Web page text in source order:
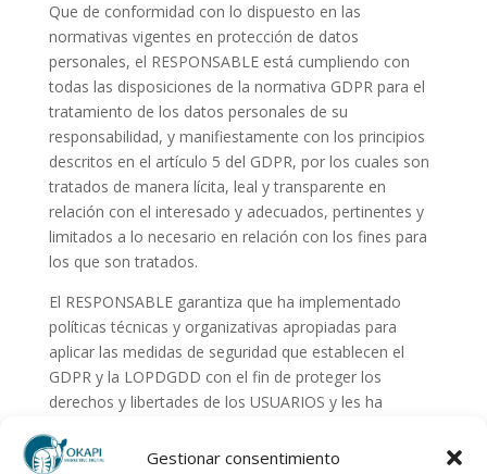
Gestionar consentimiento
Que de conformidad con lo dispuesto en las
normativas vigentes en protección de datos
personales, el RESPONSABLE está cumpliendo con
todas las disposiciones de la normativa GDPR para el
tratamiento de los datos personales de su
responsabilidad, y manifiestamente con los principios
descritos en el artículo 5 del GDPR, por los cuales son
tratados de manera lícita, leal y transparente en
relación con el interesado y adecuados, pertinentes y
limitados a lo necesario en relación con los fines para
los que son tratados.
El RESPONSABLE garantiza que ha implementado
políticas técnicas y organizativas apropiadas para
aplicar las medidas de seguridad que establecen el
GDPR y la LOPDGDD con el fin de proteger los
derechos y libertades de los USUARIOS y les ha
ejercerlos.